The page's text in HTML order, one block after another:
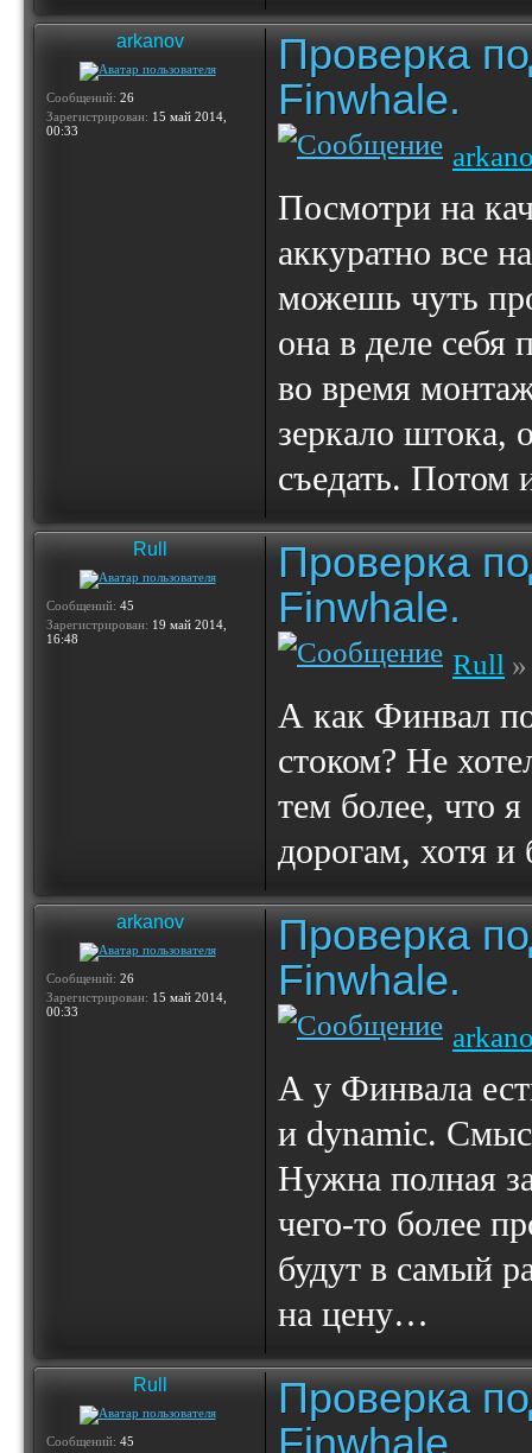
arkanov
Сообщений: 26
Зарегистрирован: 15 май 2014,
00:33
Проверка
Finwhale.
Посмотри на
аккуратно все
можешь чуть
она в деле себя
во время
зеркало штока,
съедать. Потом
Rull
Сообщений: 45
Зарегистрирован: 19 май 2014,
16:48
Проверка
Finwhale.
Rull
А как Финвал
стоком? Не
тем более, что
дорогам, хотя и
arkanov
Сообщений: 26
Зарегистрирован: 15 май 2014,
00:33
Проверка
Finwhale.
А у Финвала
и dynamic.
Нужна полная
чего-то более
будут в самый
на цену…
Rull
Сообщений: 45
Проверка
Finwhale.